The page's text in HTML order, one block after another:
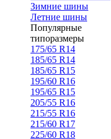
Зимние шины
Летние шины
Популярные
типоразмеры
175/65 R14
185/65 R14
185/65 R15
195/60 R16
195/65 R15
205/55 R16
215/55 R16
215/60 R17
225/60 R18